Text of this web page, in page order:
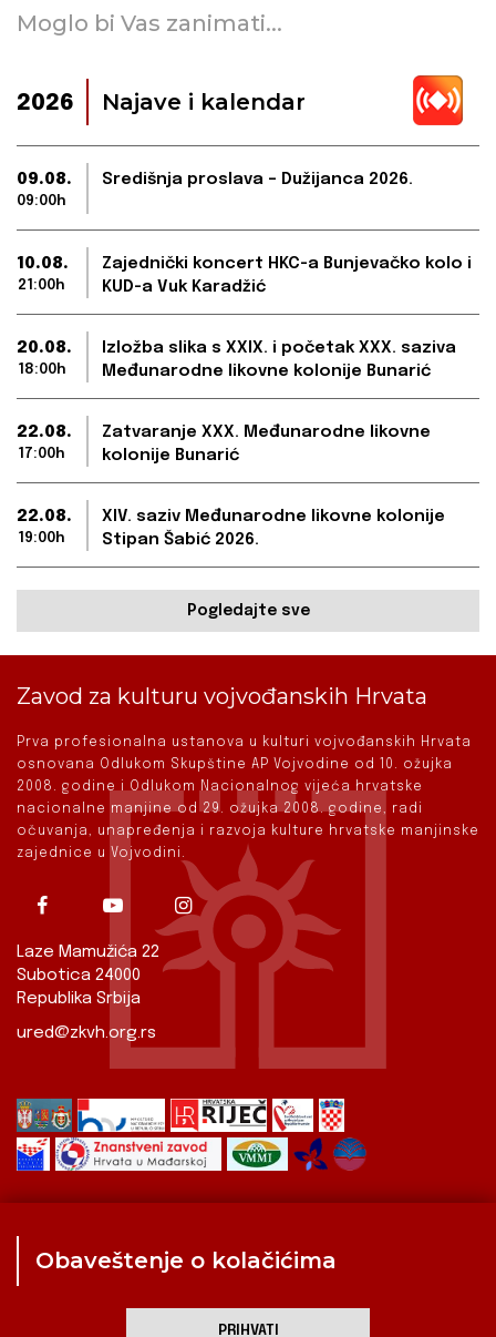
Moglo bi Vas zanimati...
2026 Najave i kalendar
09.08.
09:00h
Središnja proslava – Dužijanca 2026.
10.08.
21:00h
Zajednički koncert HKC-a Bunjevačko kolo i
KUD-a Vuk Karadžić
20.08.
18:00h
Izložba slika s XXIX. i početak XXX. saziva
Međunarodne likovne kolonije Bunarić
22.08.
17:00h
Zatvaranje XXX. Međunarodne likovne
kolonije Bunarić
22.08.
19:00h
XIV. saziv Međunarodne likovne kolonije
Stipan Šabić 2026.
Pogledajte sve
Zavod za kulturu vojvođanskih Hrvata
Prva profesionalna ustanova u kulturi vojvođanskih Hrvata
osnovana Odlukom Skupštine AP Vojvodine od 10. ožujka
2008. godine i Odlukom Nacionalnog vijeća hrvatske
nacionalne manjine od 29. ožujka 2008. godine, radi
očuvanja, unapređenja i razvoja kulture hrvatske manjinske
zajednice u Vojvodini.
Laze Mamužića 22
Subotica 24000
Republika Srbija
ured@zkvh.org.rs
Kulturna scena
Obaveštenje o kolačićima
PRIHVATI